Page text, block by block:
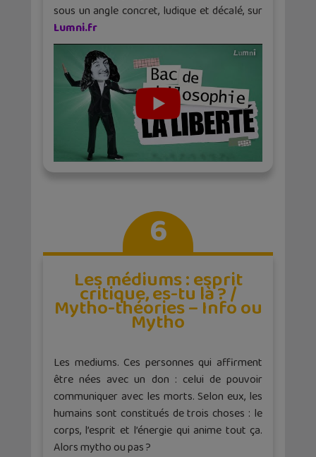
sous un angle concret, ludique et décalé, sur
Lumni.fr
6
Les médiums : esprit
critique, es-tu là ? /
Mytho-théories – Info ou
Mytho
Les mediums. Ces personnes qui affirment
être nées avec un don : celui de pouvoir
communiquer avec les morts. Selon eux, les
humains sont constitués de trois choses : le
corps, l’esprit et l’énergie qui anime tout ça.
Alors mytho ou pas ?